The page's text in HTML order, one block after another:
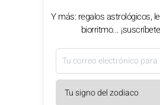
Y más: regalos astrológicos,
biorritmo...